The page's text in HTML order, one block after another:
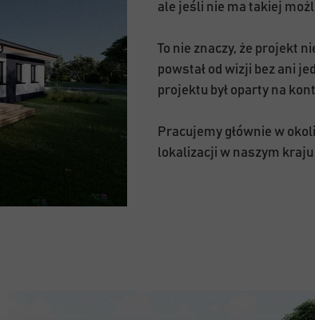
ale jeśli nie ma takiej
To nie znaczy, że projekt
powstał od wizji bez ani
projektu był oparty na
Pracujemy głównie w
lokalizacji w naszym